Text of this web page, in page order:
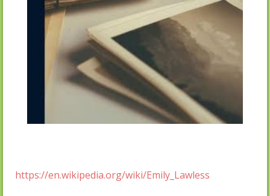
https://en.wikipedia.org/wiki/Emily_Lawless